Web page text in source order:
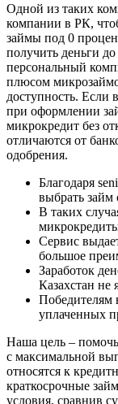
Одной из таких
компании в РК,
займы под 0
получить деньги
персональный
плюсом
доступность. Если
при оформлении
микрокредит без
отличаются от
одобрения.
Благодаря
выбрать
В таких
Сервис
большое
Заработок
Казахстан не
Победителям
уплаченных
Наша цель –
с максимальной
относятся к
краткосрочные
условия, сравнив